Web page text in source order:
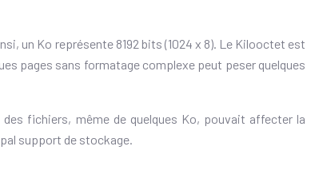
un Ko représente 8192 bits (1024 x 8). Le Kilooctet est
pages sans formatage complexe peut peser quelques
fichiers, même de quelques Ko, pouvait affecter la
support de stockage.